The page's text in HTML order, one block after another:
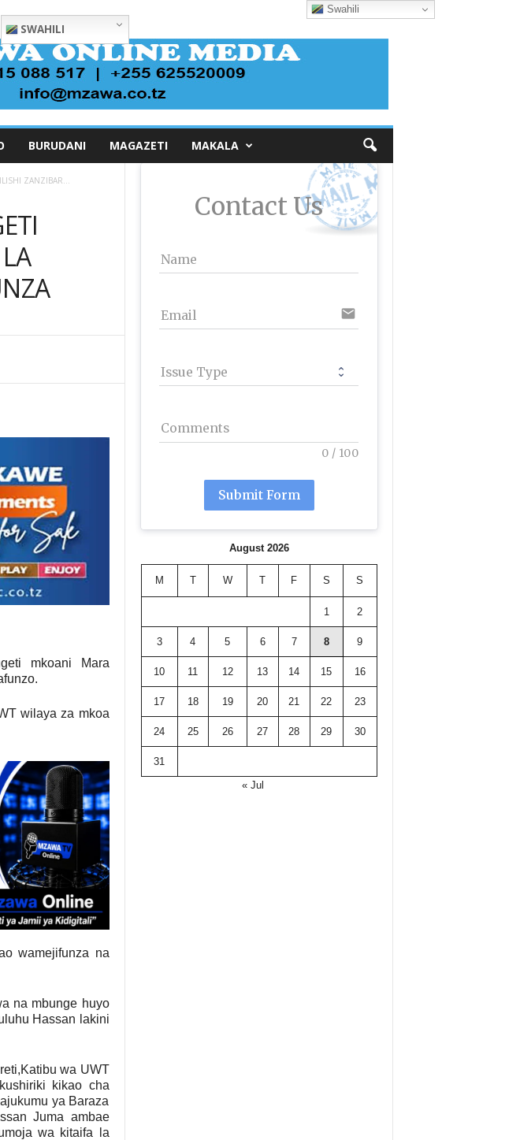
SWAHILI
BURUDANI MAGAZETI MAKALA
ZANZIBAR...
mkoani Mara
wilaya za mkoa
wamejifunza na
na mbunge huyo
Hassan lakini
wa UWT
kikao cha
ya Baraza
Juma ambae
wa kitaifa la
Contact Us
Name
Email email
Issue Type
Comments
0 / 100
Submit Form
August 2026
M T W T F S S
1 2
3 4 5 6 7 8 9
10 11 12 13 14 15 16
17 18 19 20 21 22 23
24 25 26 27 28 29 30
31
« Jul
Swahili